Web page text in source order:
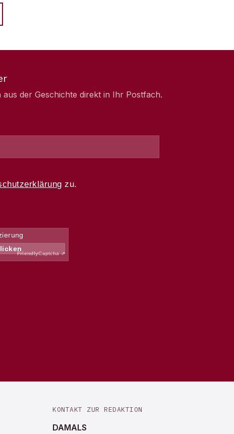
aus der Geschichte direkt in Ihr Postfach.
KONTAKT ZUR REDAKTION
DAMALS